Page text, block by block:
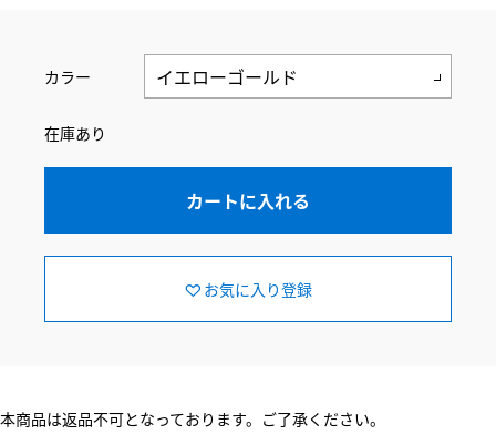
カラー
在庫あり
カートに入れる
お気に入り登録
本商品は返品不可となっております。ご了承ください。